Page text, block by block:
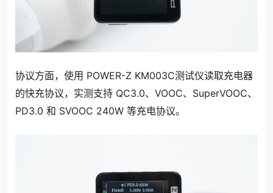
协议方面，使用 POWER-Z KM003C测试仪读取充电器
的快充协议，实测支持 QC3.0、VOOC、SuperVOOC、
PD3.0 和 SVOOC 240W 等充电协议。